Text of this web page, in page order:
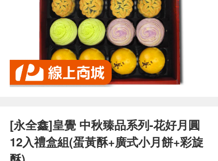
[永全鑫]皇覺 中秋臻品系列-花好月圓
12入禮盒組(蛋黃酥+廣式小月餅+彩旋